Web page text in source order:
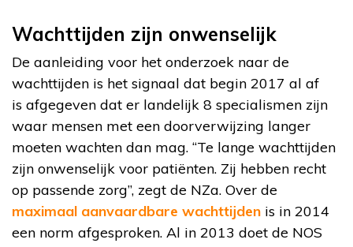
Wachttijden zijn onwenselijk
De aanleiding voor het onderzoek naar de
wachttijden is het signaal dat begin 2017 al af
is afgegeven dat er landelijk 8 specialismen zijn
waar mensen met een doorverwijzing langer
moeten wachten dan mag. “Te lange wachttijden
zijn onwenselijk voor patiënten. Zij hebben recht
op passende zorg”, zegt de NZa. Over de
maximaal aanvaardbare wachttijden is in 2014
een norm afgesproken. Al in 2013 doet de NOS